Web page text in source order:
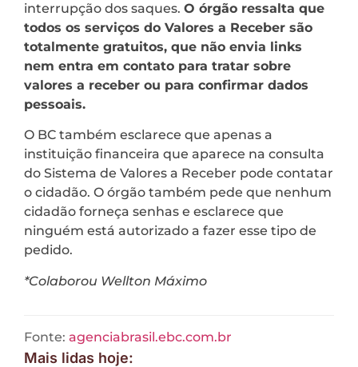
interrupção dos saques. O órgão ressalta que
todos os serviços do Valores a Receber são
totalmente gratuitos, que não envia links
nem entra em contato para tratar sobre
valores a receber ou para confirmar dados
pessoais.
O BC também esclarece que apenas a
instituição financeira que aparece na consulta
do Sistema de Valores a Receber pode contatar
o cidadão. O órgão também pede que nenhum
cidadão forneça senhas e esclarece que
ninguém está autorizado a fazer esse tipo de
pedido.
*Colaborou Wellton Máximo
Fonte: agenciabrasil.ebc.com.br
Mais lidas hoje: